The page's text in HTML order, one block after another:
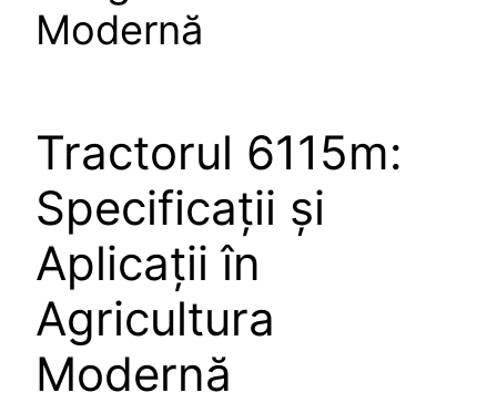
Modernă
Tractorul 6115m:
Specificații și
Aplicații în
Agricultura
Modernă